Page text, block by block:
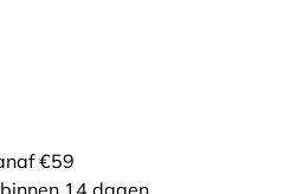
€59
binnen 14 dagen